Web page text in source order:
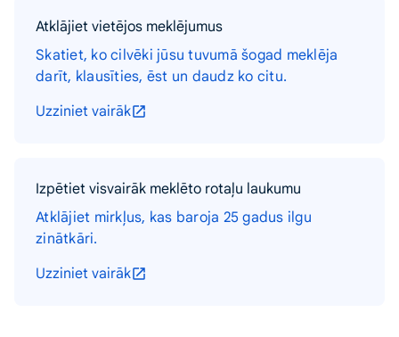
Atklājiet vietējos meklējumus
Skatiet, ko cilvēki jūsu tuvumā šogad meklēja
darīt, klausīties, ēst un daudz ko citu.
Uzziniet vairāk
Izpētiet visvairāk meklēto rotaļu laukumu
Atklājiet mirkļus, kas baroja 25 gadus ilgu
zinātkāri.
Uzziniet vairāk